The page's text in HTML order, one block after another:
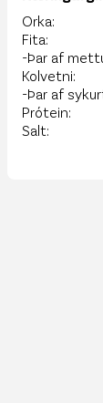
Orka:
Fita:
-Þar af
Kolvetni:
-Þar af
Prótein:
Salt: